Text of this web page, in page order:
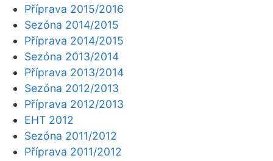
Příprava 2015/2016
Sezóna 2014/2015
Příprava 2014/2015
Sezóna 2013/2014
Příprava 2013/2014
Sezóna 2012/2013
Příprava 2012/2013
EHT 2012
Sezóna 2011/2012
Příprava 2011/2012